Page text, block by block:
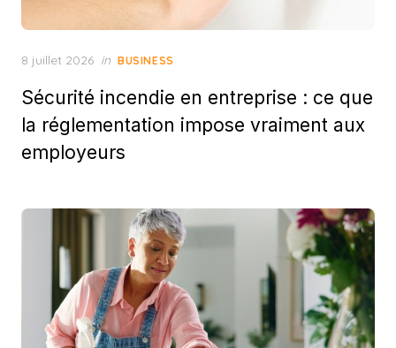
Posted
8 juillet 2026 in BUSINESS
Sécurité incendie en entreprise : ce que
la réglementation impose vraiment aux
employeurs